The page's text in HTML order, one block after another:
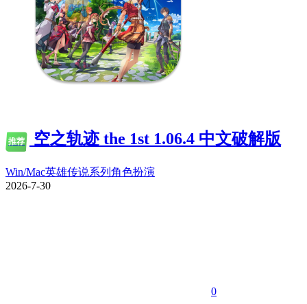
推荐 空之轨迹 the 1st 1.06.4 中文破解版
Win/Mac英雄传说系列 角色扮演
2026-7-30
0